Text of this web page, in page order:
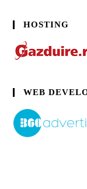
HOSTING
WEB